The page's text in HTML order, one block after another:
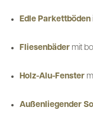
Edle Parkettböden
Fliesenbäder mit
Holz-Alu-Fenster
Außenliegender